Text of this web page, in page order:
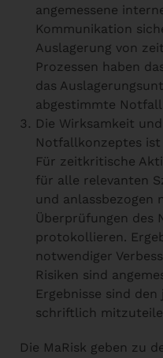
angemessene
Kommunikation
Auslagerung von
Prozessen haben
das
abgestimmte
Die Wirksamkeit
Notfallkonzeptes
Für zeitkritische
für alle relevanten
und anlassbezogen
Überprüfungen des
protokollieren.
notwendiger
Risiken sind
Ergebnisse sind
schriftlich
Die MaRisk geben zu